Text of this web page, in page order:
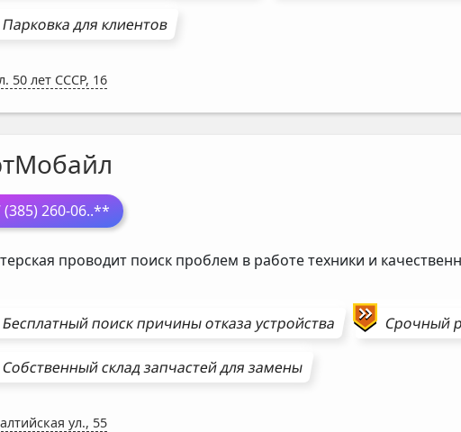
Парковка для клиентов
50 лет СССР, 16
(385) 260-06..**
проводит поиск проблем в работе техники и
Бесплатный поиск причины отказа устройства Срочный
Собственный склад запчастей для замены
ул., 55